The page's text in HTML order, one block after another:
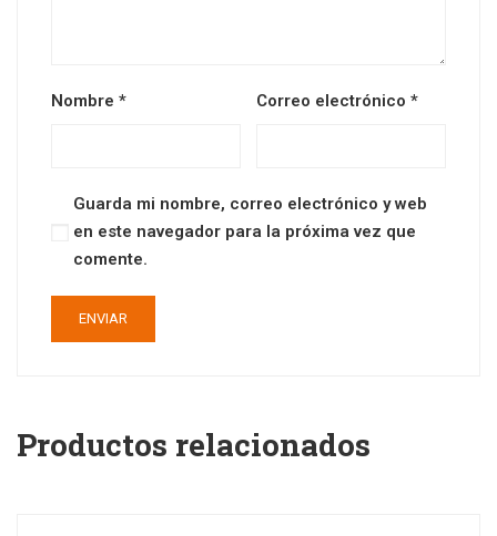
Nombre * Correo electrónico*
Guarda mi nombre, correo electrónico y web
en este navegador para la próxima vez que
comente.
Productos relacionados